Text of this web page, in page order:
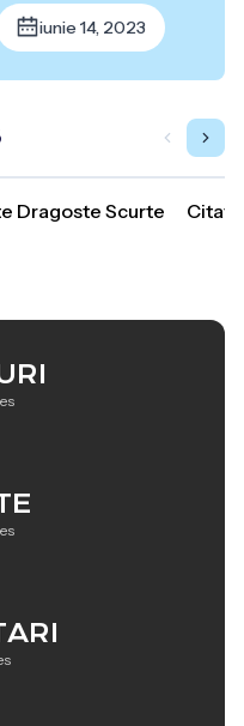
iunie 14, 2023
Dragoste Scurte